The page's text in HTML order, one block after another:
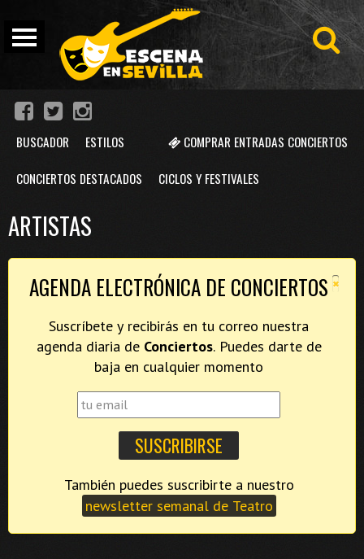
COMPRAR ENTRADAS CONCIERTOS
BUSCADOR ESTILOS
CONCIERTOS DESTACADOS CICLOS Y FESTIVALES
ARTISTAS
×
AGENDA ELECTRÓNICA DE CONCIERTOS
Suscríbete y recibirás en tu correo nuestra
agenda diaria de Conciertos. Puedes darte de
baja en cualquier momento
newsletter semanal de Teatro